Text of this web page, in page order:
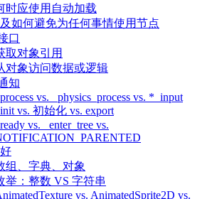
时应使用自动加载
如何避免为任何事情使用节点
口
取对象引用
对象访问数据或逻辑
知
_process vs. _physics_process vs. *_input
_init vs. 初始化 vs. export
_ready vs. _enter_tree vs.
组、字典、对象
举：整数 VS 字符串
vs. AnimatedSprite2D vs.